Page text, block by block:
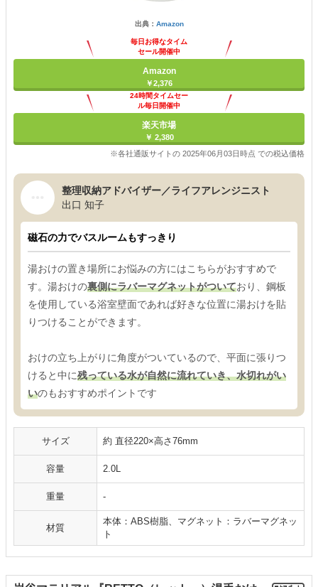
出典： Amazon
毎日お得なタイム
セール開催中
Amazon
￥2,376
24時間タイムセー
ル毎日開催中
楽天市場
￥ 2,380
※各社通販サイトの 2025年06月03日時点 での税込価格
整理収納アドバイザー／ライフアレンジニスト
出口 知子
磁石の力でバスルームもすっきり
湯おけの置き場所にお悩みの方にはこちらがおすすめで
す。湯おけの裏側にラバーマグネットがついており、鋼板
を使用している浴室壁面であれば好きな位置に湯おけを貼
りつけることができます。
おけの立ち上がりに角度がついているので、平面に張りつ
けると中に残っている水が自然に流れていき、水切れがい
いのもおすすめポイントです
サイズ 約 直径220×高さ76mm
容量 2.0L
重量 -
材質
本体：ABS樹脂、マグネット：ラバーマグネッ
ト